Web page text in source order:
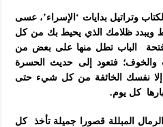
وتراتيل بدايات ‘الإسراء’، عسى
ويبدد ظلامك الذي يحيط بك من كل
الباب تطل منها على بعض من
والخوف؛ فتعود إلى حديث الحسرة
إلا نفسك الخائفة من كل شيء حتى
كل يوم.
المبللة قصورا جميلة تأخذ كل